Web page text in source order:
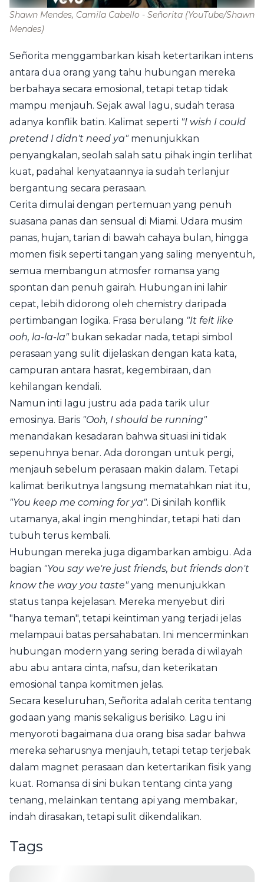
Shawn Mendes, Camila Cabello - Señorita (YouTube/Shawn
Mendes)
Señorita menggambarkan kisah ketertarikan intens
antara dua orang yang tahu hubungan mereka
berbahaya secara emosional, tetapi tetap tidak
mampu menjauh. Sejak awal lagu, sudah terasa
adanya konflik batin. Kalimat seperti "I wish I could
pretend I didn't need ya"menunjukkan
penyangkalan, seolah salah satu pihak ingin terlihat
kuat, padahal kenyataannya ia sudah terlanjur
bergantung secara perasaan.
Cerita dimulai dengan pertemuan yang penuh
suasana panas dan sensual di Miami. Udara musim
panas, hujan, tarian di bawah cahaya bulan, hingga
momen fisik seperti tangan yang saling menyentuh,
semua membangun atmosfer romansa yang
spontan dan penuh gairah. Hubungan ini lahir
cepat, lebih didorong oleh chemistry daripada
pertimbangan logika. Frasa berulang "It felt like
ooh, la-la-la"bukan sekadar nada, tetapi simbol
perasaan yang sulit dijelaskan dengan kata kata,
campuran antara hasrat, kegembiraan, dan
kehilangan kendali.
Namun inti lagu justru ada pada tarik ulur
emosinya. Baris "Ooh, I should be running"
menandakan kesadaran bahwa situasi ini tidak
sepenuhnya benar. Ada dorongan untuk pergi,
menjauh sebelum perasaan makin dalam. Tetapi
kalimat berikutnya langsung mematahkan niat itu,
"You keep me coming for ya". Di sinilah konflik
utamanya, akal ingin menghindar, tetapi hati dan
tubuh terus kembali.
Hubungan mereka juga digambarkan ambigu. Ada
bagian "You say we're just friends, but friends don't
know the way you taste"yang menunjukkan
status tanpa kejelasan. Mereka menyebut diri
"hanya teman", tetapi keintiman yang terjadi jelas
melampaui batas persahabatan. Ini mencerminkan
hubungan modern yang sering berada di wilayah
abu abu antara cinta, nafsu, dan keterikatan
emosional tanpa komitmen jelas.
Secara keseluruhan, Señorita adalah cerita tentang
godaan yang manis sekaligus berisiko. Lagu ini
menyoroti bagaimana dua orang bisa sadar bahwa
mereka seharusnya menjauh, tetapi tetap terjebak
dalam magnet perasaan dan ketertarikan fisik yang
kuat. Romansa di sini bukan tentang cinta yang
tenang, melainkan tentang api yang membakar,
indah dirasakan, tetapi sulit dikendalikan.
Tags